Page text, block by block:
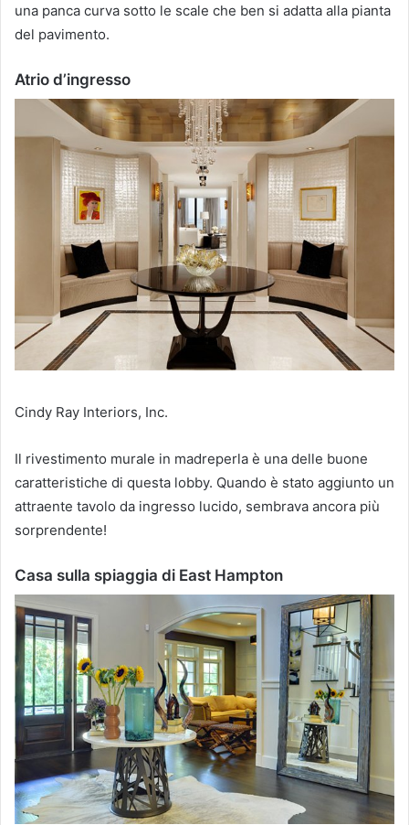
una panca curva sotto le scale che ben si adatta alla pianta
del pavimento.
Atrio d’ingresso
Cindy Ray Interiors, Inc.
Il rivestimento murale in madreperla è una delle buone
caratteristiche di questa lobby. Quando è stato aggiunto un
attraente tavolo da ingresso lucido, sembrava ancora più
sorprendente!
Casa sulla spiaggia di East Hampton